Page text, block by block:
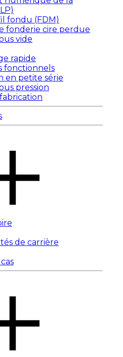
fondu (FDM)
fonderie cire perdue
vide
rapide
fonctionnels
en petite série
pression
de carrière